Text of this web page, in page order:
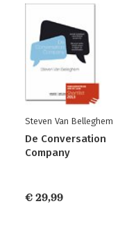
Steven Van Belleghem
De Conversation
Company
€ 29,99